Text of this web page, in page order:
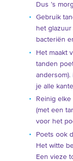
Dus ’s
Gebruik
het
bacteriën
Het maakt
tanden
je alle
Reinig
(met een
voor het
Poets ook
Het witte
Een vieze